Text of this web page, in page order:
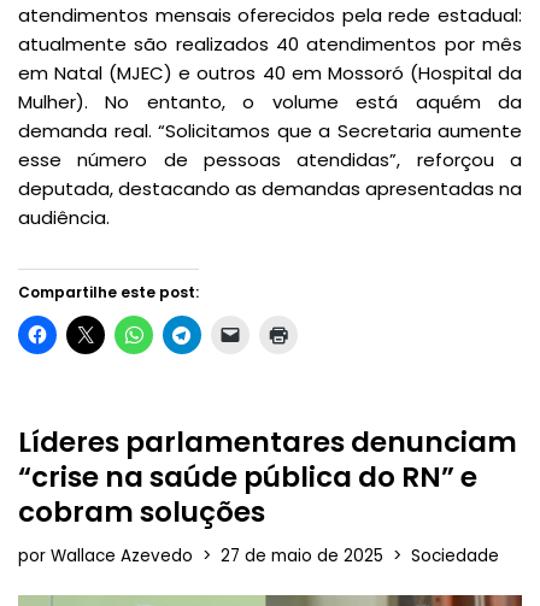
atendimentos mensais oferecidos pela rede estadual:
atualmente são realizados 40 atendimentos por mês
em Natal (MJEC) e outros 40 em Mossoró (Hospital da
Mulher). No entanto, o volume está aquém da
demanda real. “Solicitamos que a Secretaria aumente
esse número de pessoas atendidas”, reforçou a
deputada, destacando as demandas apresentadas na
audiência.
Compartilhe este post:
Líderes parlamentares denunciam
“crise na saúde pública do RN” e
cobram soluções
por Wallace Azevedo 27 de maio de 2025 Sociedade